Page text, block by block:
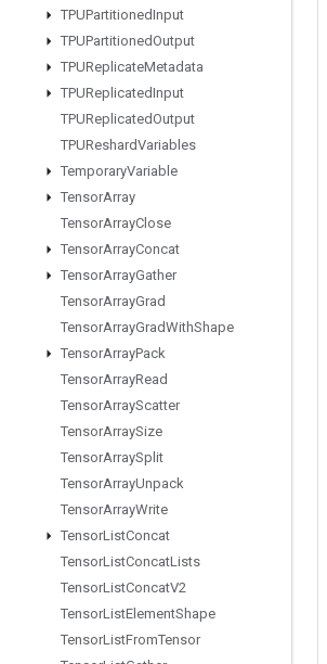
TPUPartitionedInput
TPUPartitionedOutput
TPUReplicateMetadata
TPUReplicatedInput
TPUReplicatedOutput
TPUReshardVariables
TemporaryVariable
TensorArray
TensorArrayClose
TensorArrayConcat
TensorArrayGather
TensorArrayGrad
TensorArrayGradWithShape
TensorArrayPack
TensorArrayRead
TensorArrayScatter
TensorArraySize
TensorArraySplit
TensorArrayUnpack
TensorArrayWrite
TensorListConcat
TensorListConcatLists
TensorListConcatV2
TensorListElementShape
TensorListFromTensor